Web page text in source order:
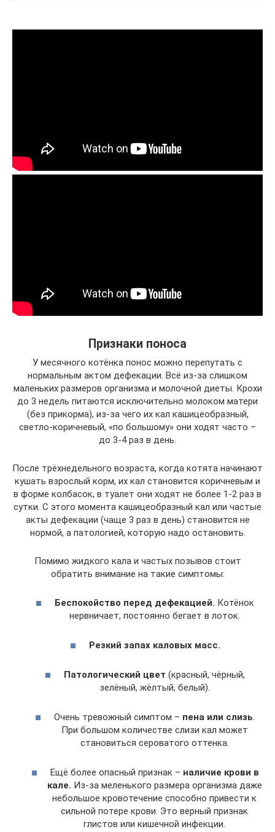
Признаки поноса
У месячного котёнка понос можно перепутать с
нормальным актом дефекации. Всё из-за слишком
маленьких размеров организма и молочной диеты. Крохи
до 3 недель питаются исключительно молоком матери
(без прикорма), из-за чего их кал кашицеобразный,
светло-коричневый, «по большому» они ходят часто –
до 3-4 раз в день.
После трёхнедельного возраста, когда котята начинают
кушать взрослый корм, их кал становится коричневым и
в форме колбасок, в туалет они ходят не более 1-2 раз в
сутки. С этого момента кашицеобразный кал или частые
акты дефекации (чаще 3 раз в день) становится не
нормой, а патологией, которую надо остановить.
Помимо жидкого кала и частых позывов стоит
обратить внимание на такие симптомы:
Беспокойство перед дефекацией. Котёнок
нервничает, постоянно бегает в лоток.
Резкий запах каловых масс.
Патологический цвет (красный, чёрный,
зелёный, жёлтый, белый).
Очень тревожный симптом – пена или слизь
При большом количестве слизи кал может
становиться сероватого оттенка.
Ещё более опасный признак – наличие крови в
кале. Из-за меленького размера организма даже
небольшое кровотечение способно привести к
сильной потере крови. Это верный признак
глистов или кишечной инфекции.